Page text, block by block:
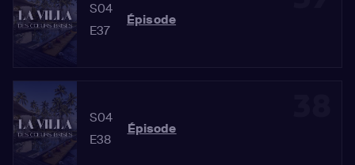
S04
E37
Épisode
S04
E38
Épisode